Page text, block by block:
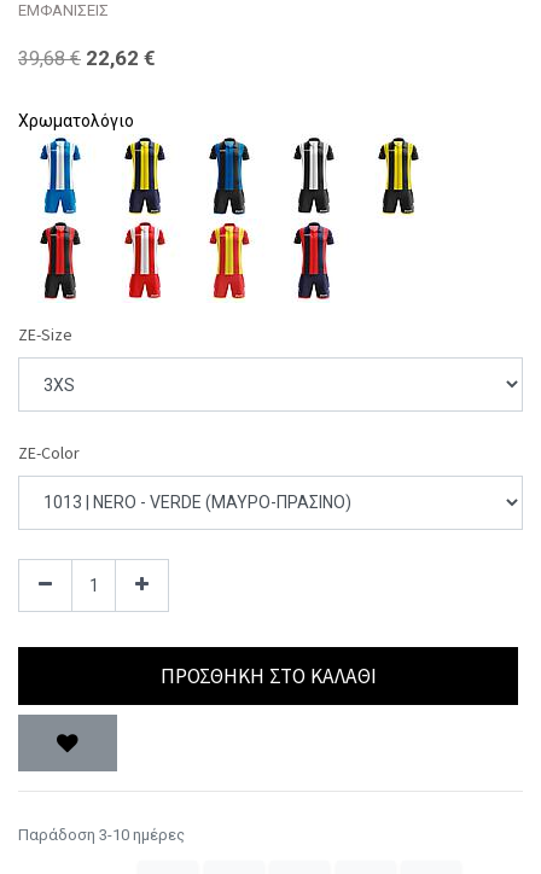
ΕΜΦΑΝΙΣΕΙΣ
39,68€ 22,62 €
Χρωματολόγιο
ZE-Size
ZE-Color
ΠΡΟΣΘΉΚΗ ΣΤΟ ΚΑΛΆΘΙ
Παράδοση 3-10 ημέρες